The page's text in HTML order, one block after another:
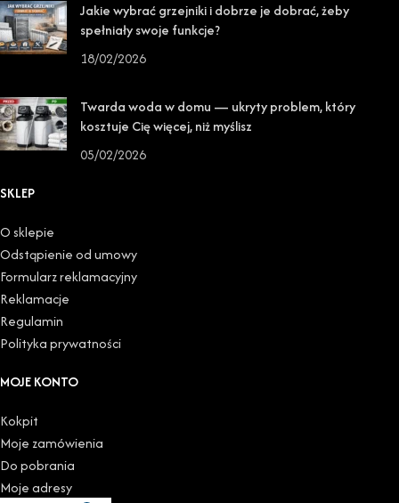
Jakie wybrać grzejniki i dobrze je dobrać, żeby
spełniały swoje funkcje?
18/02/2026
Twarda woda w domu — ukryty problem, który
kosztuje Cię więcej, niż myślisz
05/02/2026
SKLEP
O sklepie
Odstąpienie od umowy
Formularz reklamacyjny
Reklamacje
Regulamin
Polityka prywatności
MOJE KONTO
Kokpit
Moje zamówienia
Do pobrania
Moje adresy